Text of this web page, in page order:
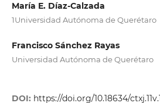
María E. Díaz-Calzada
1Universidad Autónoma de Querétaro
Francisco Sánchez Rayas
Universidad Autónoma de Querétaro
DOI: https://doi.org/10.18634/